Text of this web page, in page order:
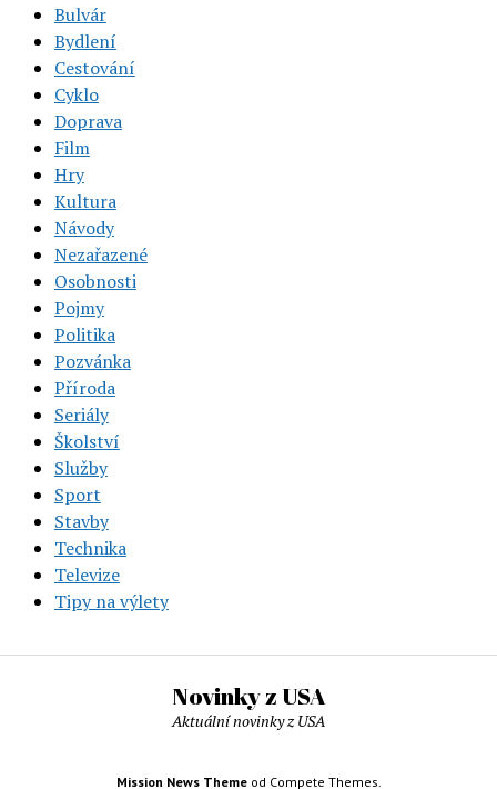
Bulvár
Bydlení
Cestování
Cyklo
Doprava
Film
Hry
Kultura
Návody
Nezařazené
Osobnosti
Pojmy
Politika
Pozvánka
Příroda
Seriály
Školství
Služby
Sport
Stavby
Technika
Televize
Tipy na výlety
Novinky z USA
Aktuální novinky z USA
Mission News Themeod Compete Themes.